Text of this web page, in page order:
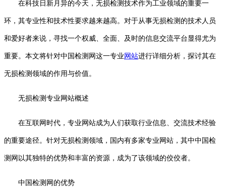
在科技日新月异的今天，无损检测技术作为工业领域的重要一
环，其专业性和技术性要求越来越高。对于从事无损检测的技术人员
和爱好者来说，寻找一个权威、全面、及时的信息交流平台显得尤为
重要。本文将针对中国检测网这一专业 网站进行详细分析，探讨其在
无损检测领域的作用与价值。
无损检测专业网站概述
在互联网时代，专业网站成为人们获取行业信息、交流技术经验
的重要途径。针对无损检测领域，国内有多家专业网站，其中中国检
测网以其独特的优势和丰富的资源，成为了该领域的佼佼者。
中国检测网的优势